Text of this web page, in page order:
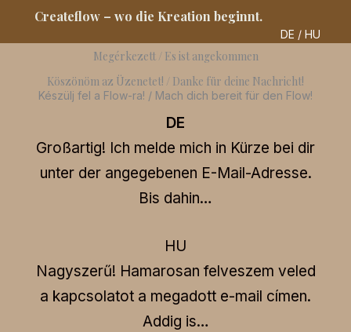
content
Createflow – wo die Kreation beginnt.
DE / HU
Köszönöm az Üzenetet! / Danke für deine Nachricht!
Megérkezett / Es ist angekommen
Készülj fel a Flow-ra! / Mach dich bereit für den Flow!
DE
Großartig! Ich melde mich in Kürze bei dir
unter der angegebenen E-Mail-Adresse.
Bis dahin…
HU
Nagyszerű! Hamarosan felveszem veled
a kapcsolatot a megadott e-mail címen.
Addig is…